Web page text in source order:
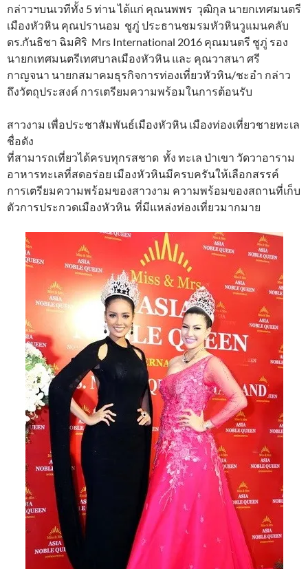
กล่าวฯบนเวทีทั้ง 5 ท่าน ได้แก่ คุณนพพร วุฒิกุล นายกเทศมนตรี
เมืองหัวหิน คุณปรานอม ชูภู่ ประธานชมรมหัวหินวูแมนคลับ
ดร.กันธิชา ฉิมศิริ Mrs International 2016 คุณมนตรี ชูภู่ รอง
นายกเทศมนตรีเทศบาลเมืองหัวหิน และ คุณวาสนา ศรี
กาญจนา นายกสมาคมธุรกิจการท่องเที่ยวหัวหิน/ชะอำ กล่าว
ถึงวัตถุประสงค์ การเตรียมความพร้อมในการต้อนรับ
สาวงาม เพื่อประชาสัมพันธ์เมืองหัวหิน เมืองท่องเที่ยวชายทะเล
ชื่อดัง
ที่สามารถเที่ยวได้ครบทุกรสชาด ทั้ง ทะเล ป่าเขา วัดวาอาราม
อาหารทะเลที่สดอร่อย เมืองหัวหินมีครบครันให้เลือกสรรค์
การเตรียมความพร้อมของสาวงาม ความพร้อมของสถานที่เก็บ
ตัวการประกวดเมืองหัวหิน ที่มีแหล่งท่องเที่ยวมากมาย